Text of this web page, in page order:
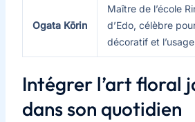
Ogata Kōrin
Maître de l’école
d’Edo, célèbre
décoratif et
Intégrer l’art floral
dans son quotidien